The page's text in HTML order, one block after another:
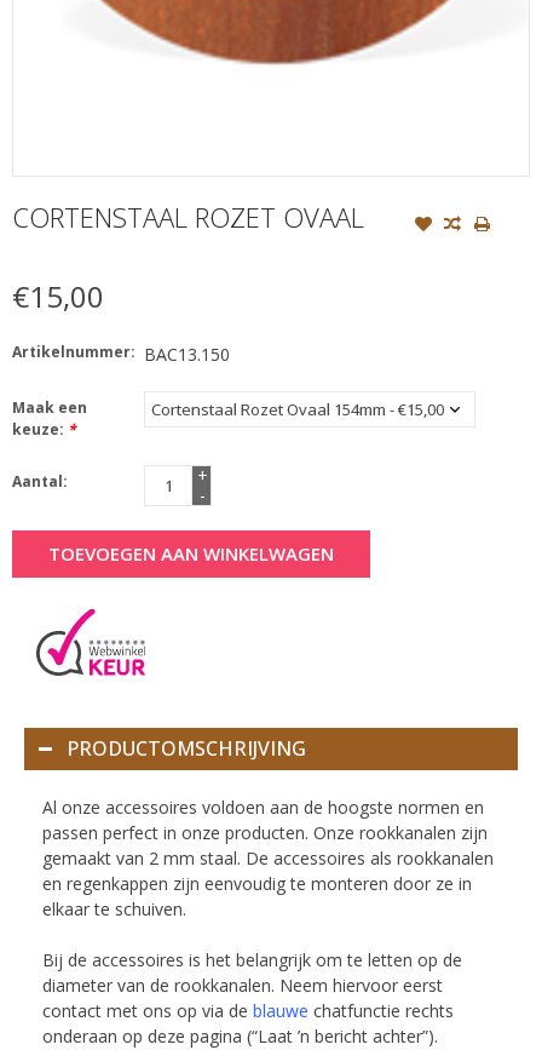
CORTENSTAAL ROZET OVAAL
€15,00
Artikelnummer: BAC13.150
Maak een
keuze: *
Aantal:
+
-
TOEVOEGEN AAN WINKELWAGEN
PRODUCTOMSCHRIJVING
Al onze accessoires voldoen aan de hoogste normen en
passen perfect in onze producten. Onze rookkanalen zijn
gemaakt van 2 mm staal. De accessoires als rookkanalen
en regenkappen zijn eenvoudig te monteren door ze in
elkaar te schuiven.
Bij de accessoires is het belangrijk om te letten op de
diameter van de rookkanalen. Neem hiervoor eerst
contact met ons op via de blauwe chatfunctie rechts
onderaan op deze pagina (“Laat ’n bericht achter”).